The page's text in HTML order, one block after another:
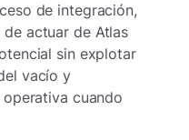
de integración,
actuar de Atlas
sin explotar
vacío y
cuando